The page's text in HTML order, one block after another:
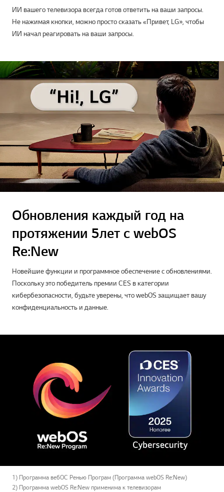
ИИ вашего телевизора всегда готов ответить на ваши запросы.
Не нажимая кнопки, можно просто сказать «Привет, LG», чтобы
ИИ начал реагировать на ваши запросы.
Обновления каждый год на
протяжении 5 лет с webOS
Re:New
Новейшие функции и программное обеспечение с обновлениями.
Поскольку это победитель премии CES в категории
кибербезопасности, будьте уверены, что webOS защищает вашу
конфиденциальность и данные.
1) Программа вебОС Ренью Програм (Программа webOS Re:New)
2) Программа webOS Re:New применима к телевизорам